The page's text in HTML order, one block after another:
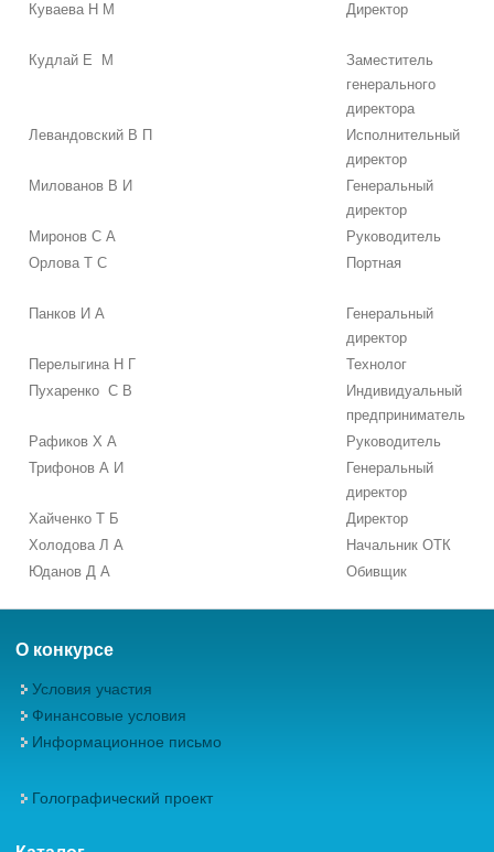
Куваева Н М
Директор
Кудлай Е М
Заместитель
генерального
директора
Левандовский В П
Исполнительный
директор
Милованов В И
Генеральный
директор
Миронов С А
Руководитель
Орлова Т С
Портная
Панков И А
Генеральный
директор
Перелыгина Н Г
Технолог
Пухаренко С В
Индивидуальный
предприниматель
Рафиков Х А
Руководитель
Трифонов А И
Генеральный
директор
Хайченко Т Б
Директор
Холодова Л А
Начальник ОТК
Юданов Д А
Обивщик
О конкурсе
Условия участия
Финансовые условия
Информационное письмо
Голографический проект